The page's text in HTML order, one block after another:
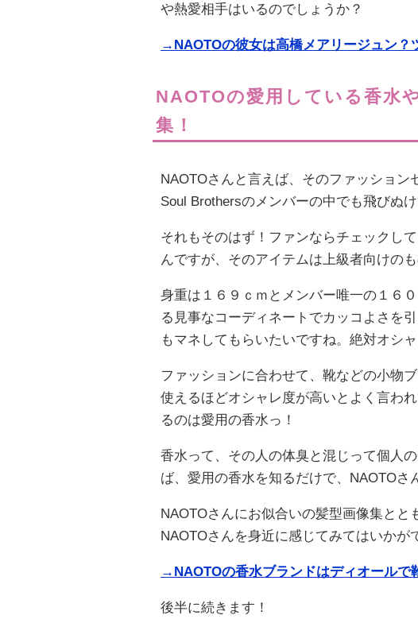
や熱愛相手はいるのでしょうか？
→NAOTOの彼女は高橋メアリージュン？
NAOTOの愛用している香水
集！
NAOTOさんと言えば、そのファッショ
Soul Brothersのメンバーの中でも飛びぬ
それもそのはず！ファンならチェックし
んですが、そのアイテムは上級者向けのも
身重は１６９ｃｍとメンバー唯一の１６
る見事なコーディネートでカッコよさを
もマネしてもらいたいですね。絶対オシ
ファッションに合わせて、靴などの小物
使えるほどオシャレ度が高いとよく言わ
るのは愛用の香水っ！
香水って、その人の体臭と混じって個人
ば、愛用の香水を知るだけで、NAOTOさ
NAOTOさんにお似合いの髪型画像集とと
NAOTOさんを身近に感じてみてはいかが
→NAOTOの香水ブランドはディオールで
後半に続きます！